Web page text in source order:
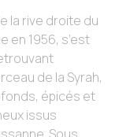
la rive droite du
en 1956, s’est
de la Syrah,
épicés et
issus
Sous